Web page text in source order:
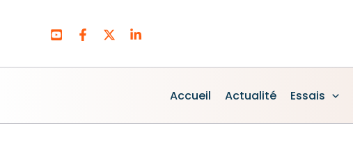
Accueil Actualité Essais